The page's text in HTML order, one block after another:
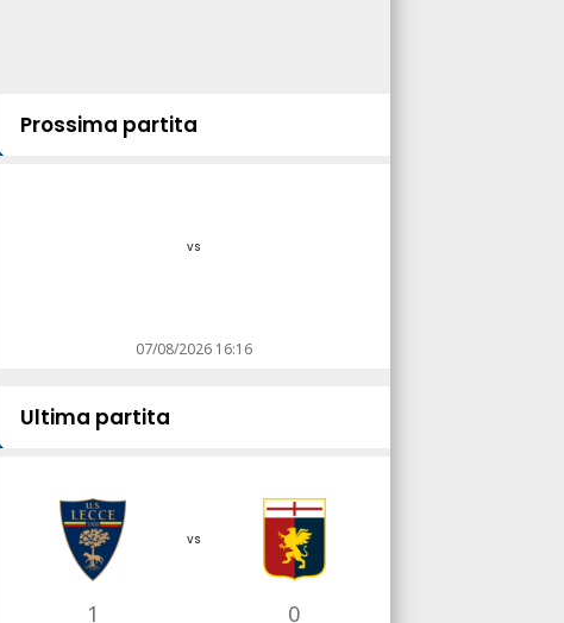
Prossima partita
vs
07/08/2026 16:16
Ultima partita
1
vs
0